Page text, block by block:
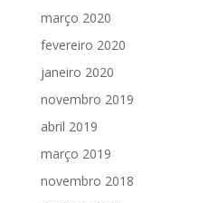
março 2020
fevereiro 2020
janeiro 2020
novembro 2019
abril 2019
março 2019
novembro 2018